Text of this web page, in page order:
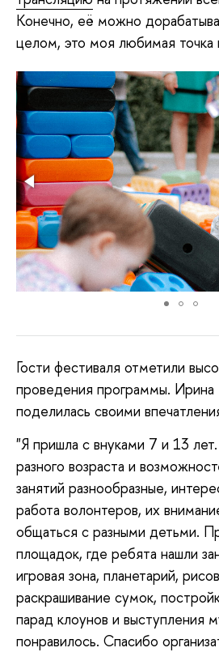
Конечно, её можно
целом, это моя любимая точка
Гости фестиваля отметили
проведения программы. Ирина
поделилась своими
"Я пришла с внуками 7 и 13
разного возраста и
занятий разнообразные,
работа волонтеров, их
общаться с разными детьми.
площадок, где ребята нашли
игровая зона, планетарий,
раскрашивание сумок,
парад клоунов и выступления
понравилось. Спасибо